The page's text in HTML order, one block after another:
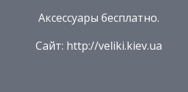
Аксессуары бесплатно.
Сайт: http://veliki.kiev.ua